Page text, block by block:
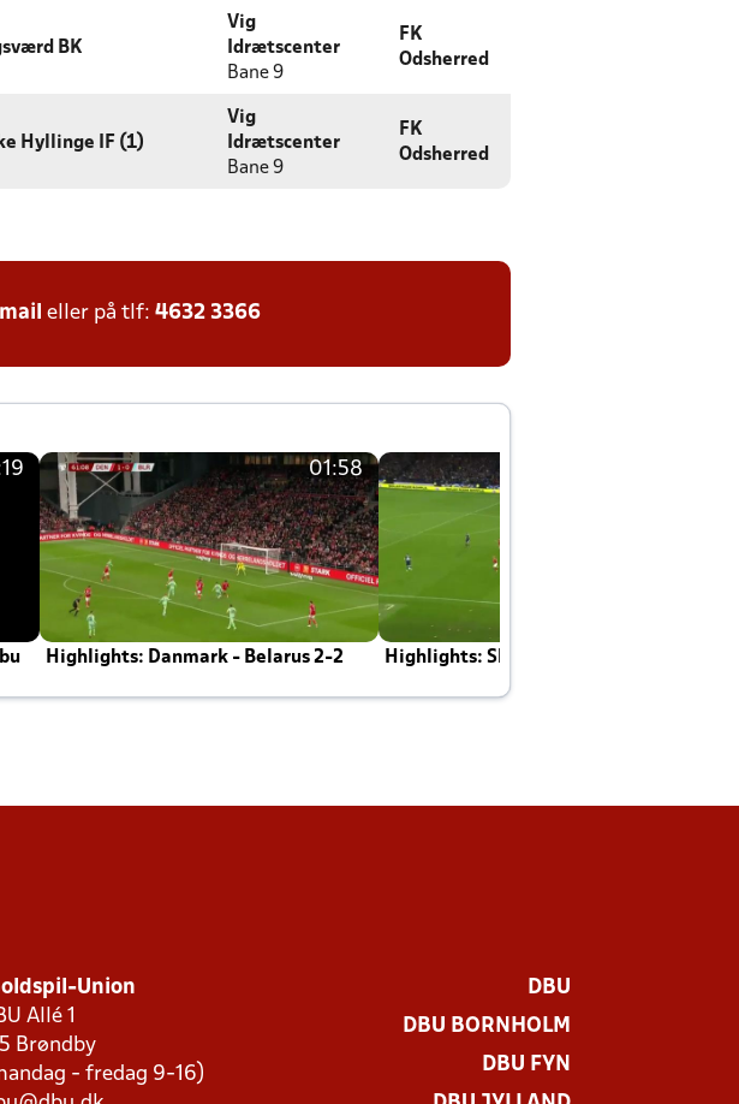
BK
Vig
Idrætscenter
Bane 9
FK
Odsherred
Hyllinge IF (1)
Vig
Idrætscenter
Bane 9
FK
Odsherred
mail eller på tlf: 4632 3366
01:58
Highlights: Danmark - Belarus 2-2 Highlights: Skotland - Danmark 4-2
Union
Allé 1
Brøndby
- fredag 9-16)
DBU
DBU BORNHOLM
DBU FYN